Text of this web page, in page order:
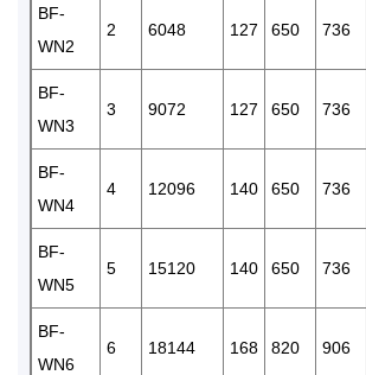
BF-
WN2
2 6048 127 650 736
BF-
WN3
3 9072 127 650 736
BF-
WN4
4 12096 140 650 736
BF-
WN5
5 15120 140 650 736
BF-
WN6
6 18144 168 820 906